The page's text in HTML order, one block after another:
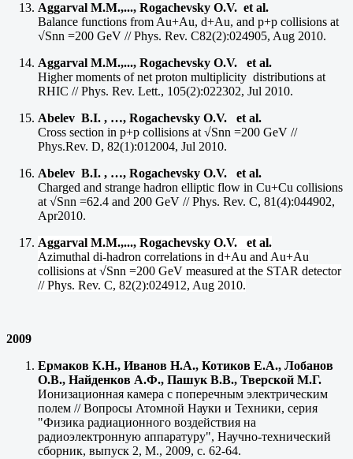
Aggarval M.M.,..., Rogachevsky O.V. et al.
Balance functions from Au+Au, d+Au, and p+p collisions at
√Snn =200 GeV // Phys. Rev. C82(2):024905, Aug 2010.
Aggarval M.M.,..., Rogachevsky O.V. et al.
Higher moments of net proton multiplicity distributions at
RHIC // Phys. Rev. Lett., 105(2):022302, Jul 2010.
Abelev B.I. , …, Rogachevsky O.V. et al.
Cross section in p+p collisions at √Snn =200 GeV //
Phys.Rev. D, 82(1):012004, Jul 2010.
Abelev B.I. , …, Rogachevsky O.V. et al.
Charged and strange hadron elliptic flow in Cu+Cu collisions
at √Snn =62.4 and 200 GeV // Phys. Rev. C, 81(4):044902,
Apr2010.
Aggarval M.M.,..., Rogachevsky O.V. et al.
Azimuthal di-hadron correlations in d+Au and Au+Au
collisions at √Snn =200 GeV measured at the STAR detector
// Phys. Rev. C, 82(2):024912, Aug 2010.
2009
Ермаков К.Н., Иванов Н.А., Котиков Е.А., Лобанов
О.В., Найденков А.Ф., Пашук В.В., Тверской М.Г.
Ионизационная камера с поперечным электрическим
полем // Вопросы Атомной Науки и Техники, серия
"Физика радиационного воздействия на
радиоэлектронную аппаратуру", Научно-технический
сборник, выпуск 2, М., 2009, с. 62-64.